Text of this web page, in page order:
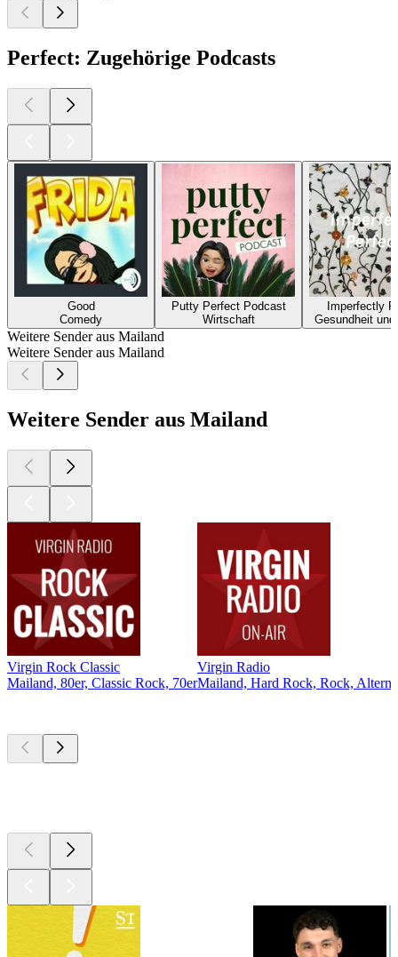
Perfect: Zugehörige Podcasts
Good
Comedy
Putty Perfect Podcast
Wirtschaft
Imperfectly
Gesundheit
Weitere Sender aus Mailand
Weitere Sender aus Mailand
Weitere Sender aus Mailand
Virgin Rock Classic
Mailand, 80er, Classic Rock, 70er
Virgin Radio
Mailand, Hard Rock, Rock,